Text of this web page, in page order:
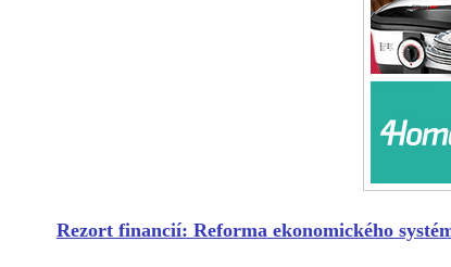
Rezort financií: Reforma ekonomického